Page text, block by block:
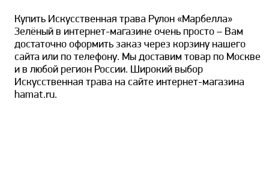
Купить Искусственная трава Рулон «Марбелла»
Зелёный в интернет-магазине очень просто – Вам
достаточно оформить заказ через корзину нашего
сайта или по телефону. Мы доставим товар по Москве
и в любой регион России. Широкий выбор
Искусственная трава на сайте интернет-магазина
hamat.ru.